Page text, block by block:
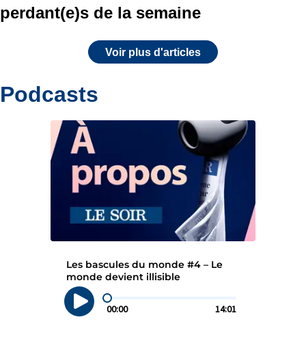
perdant(e)s de la semaine
Voir plus d'articles
Podcasts